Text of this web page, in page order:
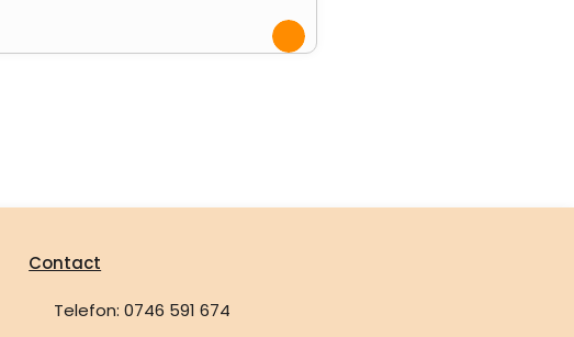
Contact
Telefon: 0746 591 674